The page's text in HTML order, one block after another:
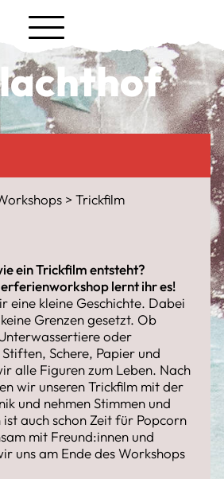
Trickfilm
ein Trickfilm entsteht?
lernt ihr es!
eine kleine Geschichte. Dabei
Grenzen gesetzt. Ob
oder
Schere, Papier und
alle Figuren zum Leben. Nach
wir unseren Trickfilm mit der
und nehmen Stimmen und
auch schon Zeit für Popcorn
mit Freund:innen und
uns am Ende des Workshops